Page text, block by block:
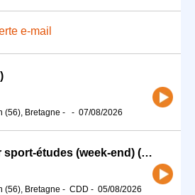
e-mail
(56), Bretagne - - 07/08/2026
Surveillant(e) pour sport-études (week-end) (H/F)
(56), Bretagne - CDD - 05/08/2026